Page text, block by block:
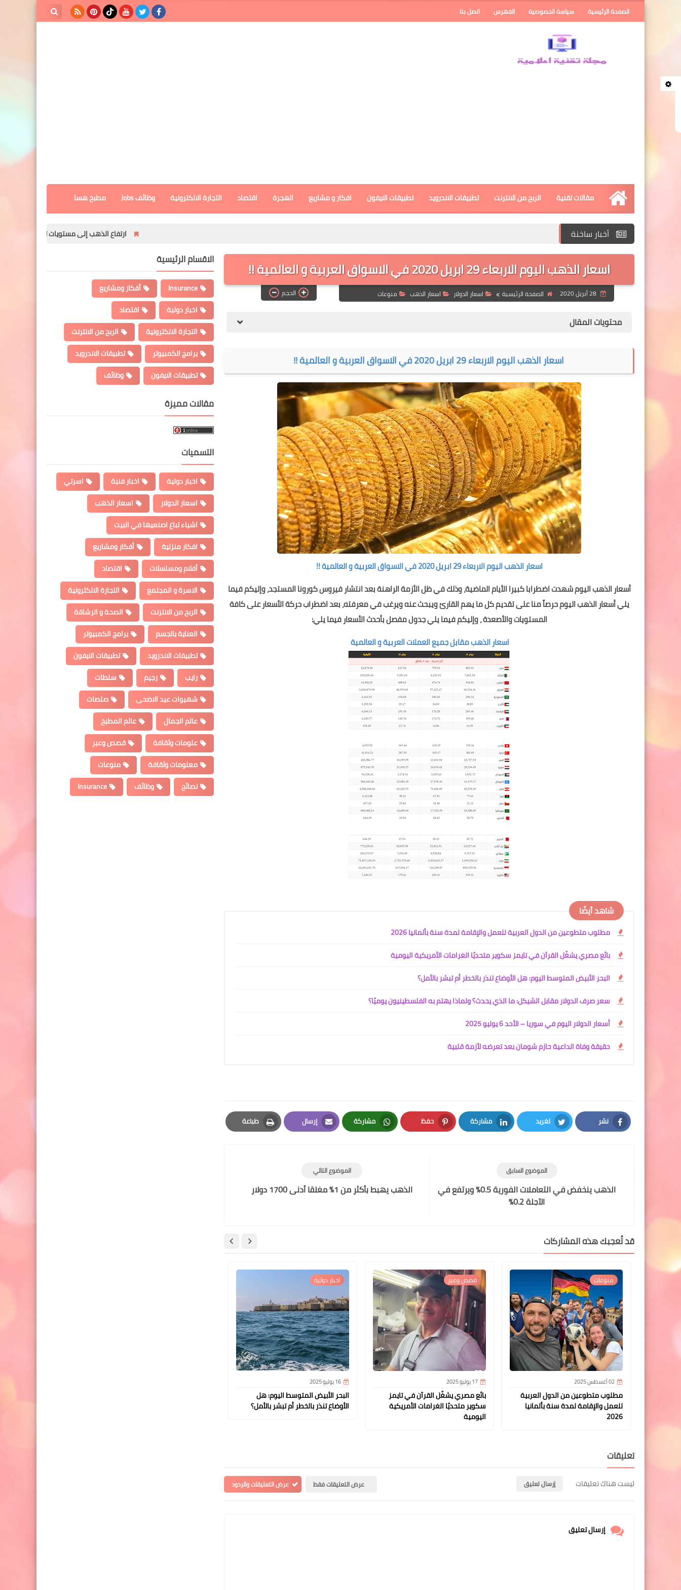
الصفحة الرئيسية سياسة الخصوصية الفهرس اتصل بنا
الرئيسية
مقالات تقنية الربح من الانترنت تطبيقات الاندرويد تطبيقات الايفون افكار و مشاريع الهجرة اقتصاد التجارة الالكترونية وظائف Jobs مطبخ هسا
أخبار ساخنة ارتفاع الذهب إلى مستويات تاريخية بعد فرض الرسوم
اسعار الذهب اليوم الاربعاء 29 ابريل 2020 في الاسواق العربية و العالمية !!
28 أبريل 2020 الصفحة الرئيسية اسعار الدولار اسعار الذهب منوعات الحجم
محتويات المقال
اسعار الذهب اليوم الاربعاء 29 ابريل 2020 في الاسواق العربية و العالمية !!
اسعار الذهب اليوم الاربعاء 29 ابريل 2020 في الاسواق العربية و العالمية !!
أسعار الذهب اليوم شهدت اضطرابا كبيرا الأيام الماضية، وذلك في ظل الأزمة الراهنة بعد انتشار فيروس كورونا المستجد، وإليكم فيما
يلي أسعار الذهب اليوم حرصاً منا على تقديم كل ما يهم القارئ ويبحث عنه ويرغب في معرفته، بعد اضطراب حركة الأسعار على كافة
المستويات والأصعدة ، وإليكم فيما يلي جدول مفصل بأحدث الأسعار فيما يلي:
اسعار الذهب مقابل جميع العملات العربية و العالمية
شاهد أيضًا
مطلوب متطوعين من الدول العربية للعمل والإقامة لمدة سنة بألمانيا 2026
بائع مصري يشغّل القرآن في تايمز سكوير متحديًا الغرامات الأمريكية اليومية
البحر الأبيض المتوسط اليوم: هل الأوضاع تنذر بالخطر أم تبشر بالأمل؟
سعر صرف الدولار مقابل الشيكل: ما الذي يحدث؟ ولماذا يهتم به الفلسطينيون يوميًا؟
أسعار الدولار اليوم في سوريا – الأحد 6 يوليو 2025
حقيقة وفاة الداعية حازم شومان بعد تعرضه لأزمة قلبية
نشر
Facebook
تغريد
Twitter
مشاركة
LinkedIn
حفظ
Pinterest
مشاركة
Whatsapp
إرسال
Email
طباعة
Print
الموضوع التالي
الذهب يهبط بأكثر من 1% مغلقا أدنى 1700 دولار
الموضوع السابق
الذهب ينخفض في التعاملات الفورية 0.5% ويرتفع في
الآجلة 0.2%
قد تُعجبك هذه المشاركات
منوعات
02 أغسطس 2025
مطلوب متطوعين من الدول العربية
للعمل والإقامة لمدة سنة بألمانيا
2026
قصص وعبر
17 يوليو 2025
بائع مصري يشغّل القرآن في تايمز
سكوير متحديًا الغرامات الأمريكية
اليومية
اخبار دولية
16 يوليو 2025
البحر الأبيض المتوسط اليوم: هل
الأوضاع تنذر بالخطر أم تبشر بالأمل؟
تعليقات
ليست هناك تعليقات إرسال تعليق عرض التعليقات فقط عرض التعليقات والردود
إرسال تعليق
الاقسام الرئيسية
Insurance
أفكار ومشاريع
اخبار دولية
اقتصاد
التجارة الالكترونية
الربح من الانترنت
برامج الكمبيوتر
تطبيقات الاندرويد
تطبيقات الايفون
وظائف
مقالات مميزة
التسميات
اخبار دولية اخبار فنية
اسرتي
اسعار الدولار
اسعار الذهب
اشياء تباع اصنعيها في البيت
افكار منزلية
أفكار ومشاريع
أفلام ومسلسلات
اقتصاد
الاسرة و المجتمع
التجارة الالكترونية
الربح من الانترنت
الصحة و الرشاقة
العناية بالجسم
برامج الكمبيوتر
تطبيقات الاندرويد
تطبيقات الايفون
رايب
رجيم
سلطات
شهيوات عيد الاضحى
صلصات
عالم الجمال
عالم المطبخ
علومات وثقافة
قصص وعبر
معلومات وثقافة
منوعات
نصائح
وظائف Insurance